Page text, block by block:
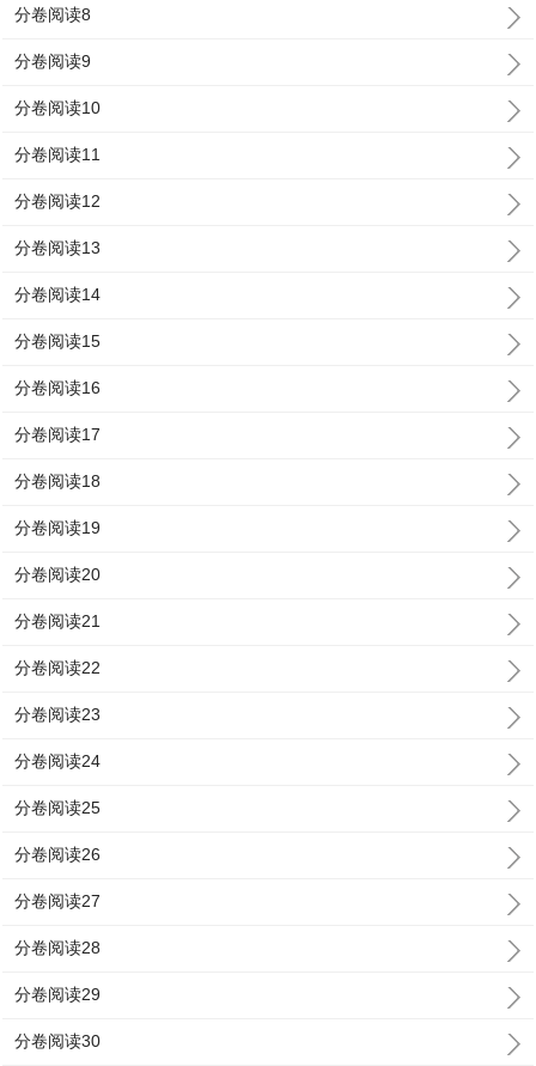
分卷阅读8
分卷阅读9
分卷阅读10
分卷阅读11
分卷阅读12
分卷阅读13
分卷阅读14
分卷阅读15
分卷阅读16
分卷阅读17
分卷阅读18
分卷阅读19
分卷阅读20
分卷阅读21
分卷阅读22
分卷阅读23
分卷阅读24
分卷阅读25
分卷阅读26
分卷阅读27
分卷阅读28
分卷阅读29
分卷阅读30